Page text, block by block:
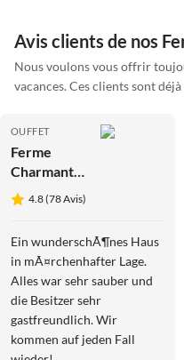
Avis clients de nos
Nous voulons vous offrir
vacances. Ces clients sont
OUFFET
Ferme
Charmante
Ferme à
Ouffet
personnes
4.8 (78 Avis)
Ein wunderschÃ¶nes Haus
in mÃ¤rchenhafter Lage.
Alles war sehr sauber und
die Besitzer sehr
gastfreundlich. Wir
kommen auf jeden Fall